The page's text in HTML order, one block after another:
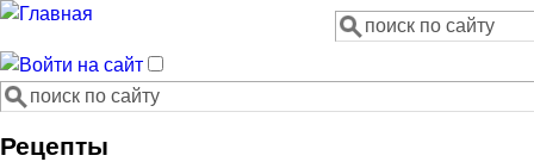
Форма поиска
Поиск
Форма поиска
Поиск
Рецепты